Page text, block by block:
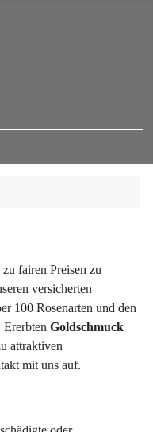
fairen Preisen zu
versicherten
100 Rosenarten und den
Ererbten Goldschmuck
attraktiven
mit uns auf.